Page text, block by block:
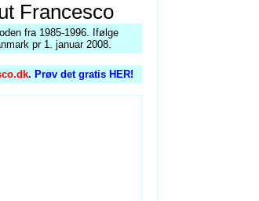
Francesco
fra 1985-1996. Ifølge
pr 1. januar 2008.
. Prøv det gratis HER!